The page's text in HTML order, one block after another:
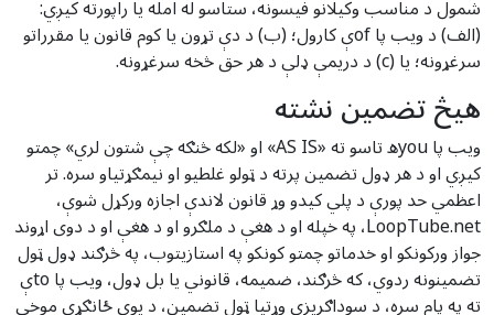
شمول د مناسب وکیلانو فیسونه، ستاسو له امله یا راپورته کیږي:
(الف) د ویب پا ofې کارول؛ (ب) د دې تړون یا کوم قانون یا مقرراتو
سرغړونه؛ یا (c) د دریمې ډلې د هر حق څخه سرغړونه.
هیڅ تضمین نشته
ویب پا youه تاسو ته «AS IS» او «لکه څنګه چې شتون لري» چمتو
کیږي او د هر ډول تضمین پرته د ټولو غلطیو او نیمګړتیاو سره. تر
اعظمي حد پورې د پلي کیدو وړ قانون لاندې اجازه ورکړل شوې،
LoopTube.net، په خپله او د هغې د ملګرو او د هغې او د دوی اړوند
جواز ورکونکو او خدماتو چمتو کونکو په استازیتوب، په څرګند ډول ټول
تضمینونه ردوي، که څرګند، ضمیمه، قانوني یا بل ډول، ویب پا toې
ته په پام سره، د سوداګریزې وړتیا ټول تضمین، د یوې ځانګړې موخې